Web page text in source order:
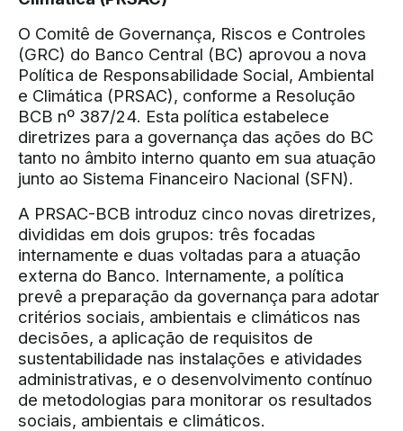
O Comitê de Governança, Riscos e Controles
(GRC) do Banco Central (BC) aprovou a nova
Política de Responsabilidade Social, Ambiental
e Climática (PRSAC), conforme a Resolução
BCB nº 387/24. Esta política estabelece
diretrizes para a governança das ações do BC
tanto no âmbito interno quanto em sua atuação
junto ao Sistema Financeiro Nacional (SFN).
A PRSAC-BCB introduz cinco novas diretrizes,
divididas em dois grupos: três focadas
internamente e duas voltadas para a atuação
externa do Banco. Internamente, a política
prevê a preparação da governança para adotar
critérios sociais, ambientais e climáticos nas
decisões, a aplicação de requisitos de
sustentabilidade nas instalações e atividades
administrativas, e o desenvolvimento contínuo
de metodologias para monitorar os resultados
sociais, ambientais e climáticos.